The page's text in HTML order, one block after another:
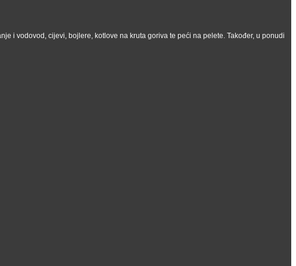
i vodovod, cijevi, bojlere, kotlove na kruta goriva te peći na pelete. Također, u ponudi